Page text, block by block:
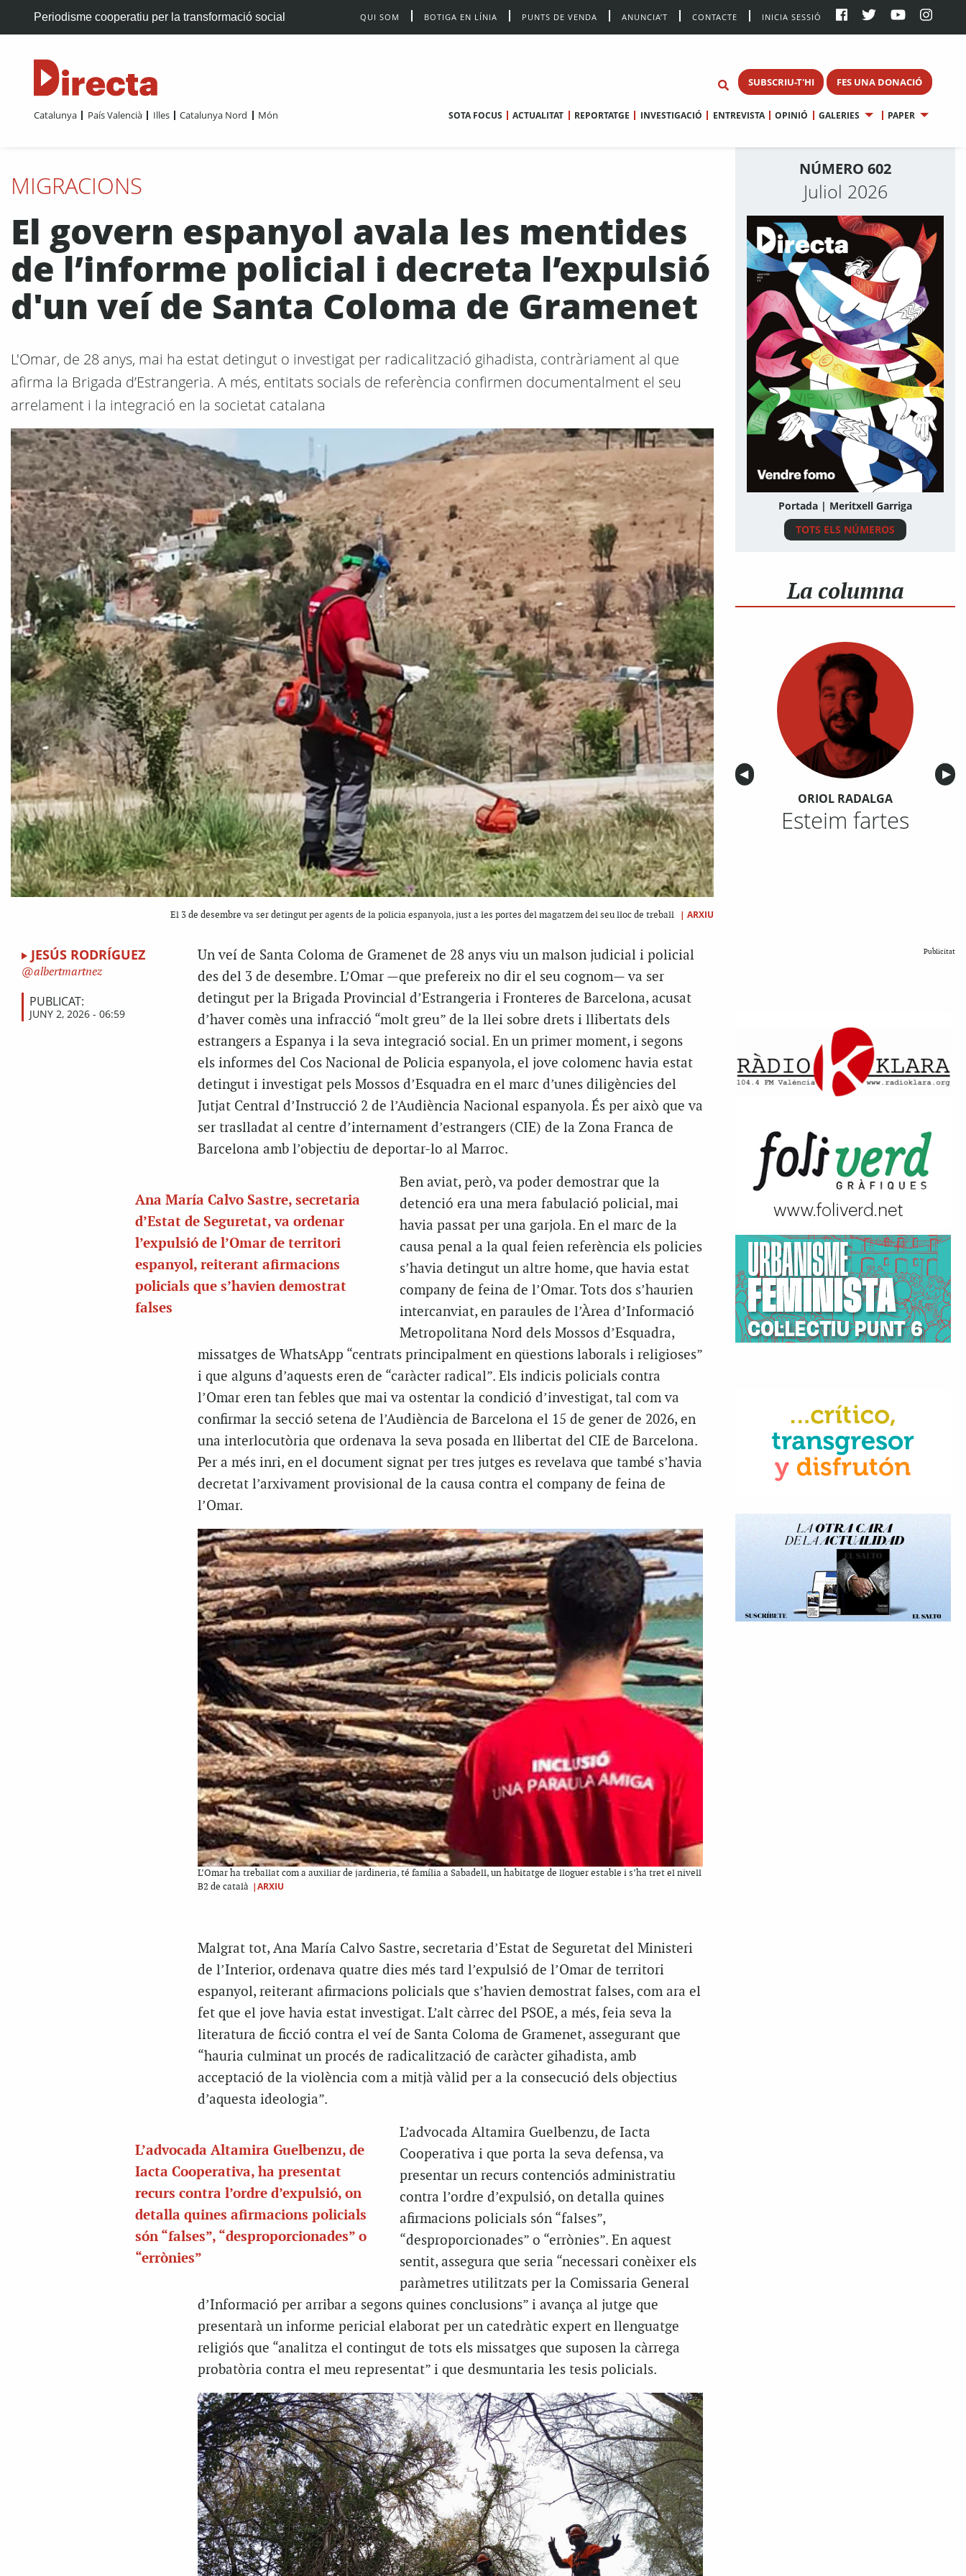
Periodisme cooperatiu per la transformació social QUI SOM BOTIGA EN LÍNIA PUNTS DE VENDA ANUNCIA’T CONTACTE INICIA SESSIÓ
SUBSCRIU-T'HI FES UNA DONACIÓ
Catalunya País Valencià Illes Catalunya Nord Món SOTA FOCUS ACTUALITAT REPORTATGE INVESTIGACIÓ ENTREVISTA OPINIÓ GALERIES PAPER
MIGRACIONS
El govern espanyol avala les mentides
de l’informe policial i decreta l’expulsió
d'un veí de Santa Coloma de Gramenet
L'Omar, de 28 anys, mai ha estat detingut o investigat per radicalització gihadista, contràriament al que
afirma la Brigada d’Estrangeria. A més, entitats socials de referència confirmen documentalment el seu
arrelament i la integració en la societat catalana
El 3 de desembre va ser detingut per agents de la policia espanyola, just a les portes del magatzem del seu lloc de treball | ARXIU
JESÚS RODRÍGUEZ
albertmartnez
PUBLICAT:
JUNY 2, 2026 - 06:59
Un veí de Santa Coloma de Gramenet de 28 anys viu un malson judicial i policial
des del 3 de desembre. L’Omar —que prefereix no dir el seu cognom— va ser
detingut per la Brigada Provincial d’Estrangeria i Fronteres de Barcelona, acusat
d’haver comès una infracció “molt greu” de la llei sobre drets i llibertats dels
estrangers a Espanya i la seva integració social. En un primer moment, i segons
els informes del Cos Nacional de Policia espanyola, el jove colomenc havia estat
detingut i investigat pels Mossos d’Esquadra en el marc d’unes diligències del
Jutjat Central d’Instrucció 2 de l’Audiència Nacional espanyola. És per això que va
ser traslladat al centre d’internament d’estrangers (CIE) de la Zona Franca de
Barcelona amb l’objectiu de deportar-lo al Marroc.
Ana María Calvo Sastre, secretaria
d’Estat de Seguretat, va ordenar
l’expulsió de l’Omar de territori
espanyol, reiterant afirmacions
policials que s’havien demostrat
falses
Ben aviat, però, va poder demostrar que la
detenció era una mera fabulació policial, mai
havia passat per una garjola. En el marc de la
causa penal a la qual feien referència els policies
s’havia detingut un altre home, que havia estat
company de feina de l’Omar. Tots dos s’haurien
intercanviat, en paraules de l’Àrea d’Informació
Metropolitana Nord dels Mossos d’Esquadra,
missatges de WhatsApp “centrats principalment en qüestions laborals i religioses”
i que alguns d’aquests eren de “caràcter radical”. Els indicis policials contra
l’Omar eren tan febles que mai va ostentar la condició d’investigat, tal com va
confirmar la secció setena de l’Audiència de Barcelona el 15 de gener de 2026, en
una interlocutòria que ordenava la seva posada en llibertat del CIE de Barcelona.
Per a més inri, en el document signat per tres jutges es revelava que també s’havia
decretat l’arxivament provisional de la causa contra el company de feina de
l’Omar.
L’Omar ha treballat com a auxiliar de jardineria, té família a Sabadell, un habitatge de lloguer estable i s’ha tret el nivell
B2 de català |ARXIU
Malgrat tot, Ana María Calvo Sastre, secretaria d’Estat de Seguretat del Ministeri
de l’Interior, ordenava quatre dies més tard l’expulsió de l’Omar de territori
espanyol, reiterant afirmacions policials que s’havien demostrat falses, com ara el
fet que el jove havia estat investigat. L’alt càrrec del PSOE, a més, feia seva la
literatura de ficció contra el veí de Santa Coloma de Gramenet, assegurant que
“hauria culminat un procés de radicalització de caràcter gihadista, amb
acceptació de la violència com a mitjà vàlid per a la consecució dels objectius
d’aquesta ideologia”.
L’advocada Altamira Guelbenzu, de
Iacta Cooperativa, ha presentat
recurs contra l’ordre d’expulsió, on
detalla quines afirmacions policials
són “falses”, “desproporcionades” o
“errònies”
L’advocada Altamira Guelbenzu, de Iacta
Cooperativa i que porta la seva defensa, va
presentar un recurs contenciós administratiu
contra l’ordre d’expulsió, on detalla quines
afirmacions policials són “falses”,
“desproporcionades” o “errònies”. En aquest
sentit, assegura que seria “necessari conèixer els
paràmetres utilitzats per la Comissaria General
d’Informació per arribar a segons quines conclusions” i avança al jutge que
presentarà un informe pericial elaborat per un catedràtic expert en llenguatge
religiós que “analitza el contingut de tots els missatges que suposen la càrrega
probatòria contra el meu representat” i que desmuntaria les tesis policials.
NÚMERO 602
Juliol 2026
Portada | Meritxell Garriga
TOTS ELS NÚMEROS
La columna
Anterior
◀︎ ▶︎
ORIOL RADALGA
Esteim fartes
Publicitat